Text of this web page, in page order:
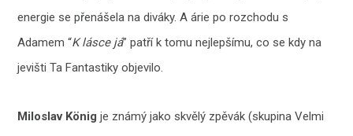
energie se přenášela na diváky. A árie po rozchodu s
Adamem “K lásce já” patří k tomu nejlepšímu, co se kdy na
jevišti Ta Fantastiky objevilo.
Miloslav König je známý jako skvělý zpěvák (skupina Velmi